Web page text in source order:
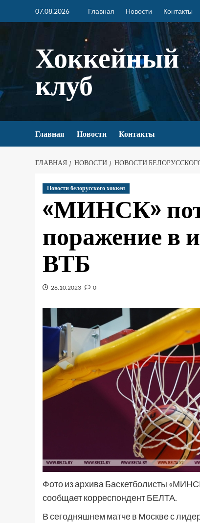
07.08.2026 Главная Новости Контакты
Хоккейный
клуб
Главная Новости Контакты
ГЛАВНАЯ НОВОСТИ НОВОСТИ
Новости белорусского хоккея
«МИНСК»
поражение в
ВТБ
26.10.2023 0
Фото из архива Баскетболисты
сообщает корреспондент БЕЛТА.
В сегодняшнем матче в Москве с